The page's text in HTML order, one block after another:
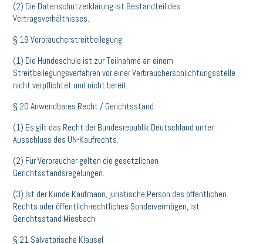
(2) Die Datenschutzerklärung ist Bestandteil des
Vertragsverhältnisses.
§ 19 Verbraucherstreitbeilegung
(1) Die Hundeschule ist zur Teilnahme an einem
Streitbeilegungsverfahren vor einer Verbraucherschlichtungsstelle
nicht verpflichtet und nicht bereit.
§ 20 Anwendbares Recht / Gerichtsstand
(1) Es gilt das Recht der Bundesrepublik Deutschland unter
Ausschluss des UN-Kaufrechts.
(2) Für Verbraucher gelten die gesetzlichen
Gerichtsstandsregelungen.
(3) Ist der Kunde Kaufmann, juristische Person des öffentlichen
Rechts oder öffentlich-rechtliches Sondervermögen, ist
Gerichtsstand Miesbach.
§ 21 Salvatorische Klausel